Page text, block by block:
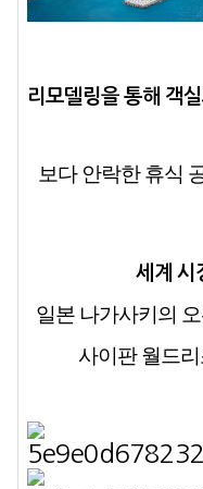
리모델링을 통해 객
보다 안락한 휴식
세계 시
일본 나가사키의
사이판 월드